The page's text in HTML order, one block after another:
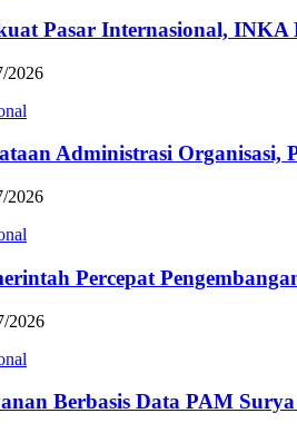
Pasar Internasional,
2026
Administrasi
2026
Percepat
2026
Berbasis Data PAM